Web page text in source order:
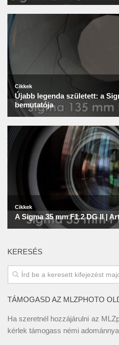
KERESÉS
TÁMOGASD AZ MLZPHOTO
Ha szeretnél hozzájárulni az
kérlek támogass némi